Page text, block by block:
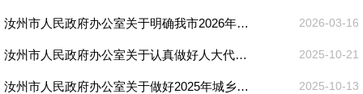
汝州市人民政府办公室关于明确我市2026年十大重点民生实事责任单位的通知 2026-03-16
汝州市人民政府办公室关于认真做好人大代表建议和政协提案办理工作的通知 2025-10-21
汝州市人民政府办公室关于做好2025年城乡居民基本医疗保险参保缴费工作的通知 2025-10-13